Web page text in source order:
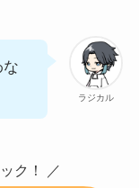
ラジカル
ク！ ／